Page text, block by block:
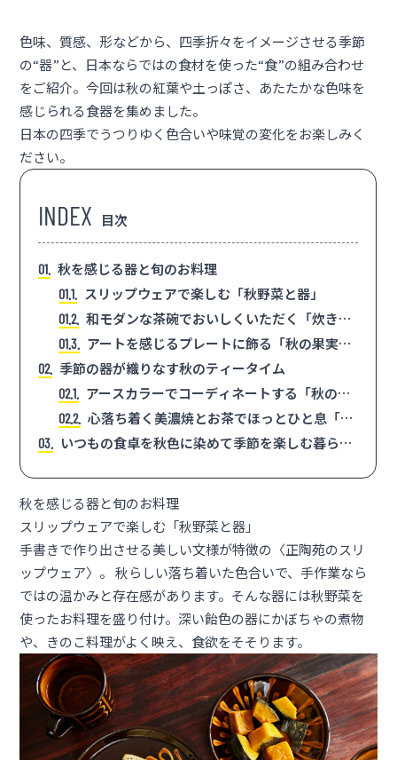
色味、質感、形などから、四季折々をイメージさせる季節
の“器”と、日本ならではの食材を使った“食”の組み合わせ
をご紹介。今回は秋の紅葉や土っぽさ、あたたかな色味を
感じられる食器を集めました。
日本の四季でうつりゆく色合いや味覚の変化をお楽しみく
ださい。
目次
1 秋を感じる器と旬のお料理
1.1 スリップウェアで楽しむ「秋野菜と器」
1.2 和モダンな茶碗でおいしくいただく「炊き込
みごはんと器」
1.3
アートを感じるプレートに飾る「秋の果実と
器」
2 季節の器が織りなす秋のティータイム
2.1
アースカラーでコーディネートする「秋のス
イーツと器」
2.2 心落ち着く美濃焼とお茶でほっとひと息「日
本茶と器」
3
いつもの食卓を秋色に染めて季節を楽しむ暮らし
秋を感じる器と旬のお料理
スリップウェアで楽しむ「秋野菜と器」
手書きで作り出させる美しい文様が特徴の〈正陶苑のスリ
ップウェア〉。 秋らしい落ち着いた色合いで、手作業なら
ではの温かみと存在感があります。そんな器には秋野菜を
使ったお料理を盛り付け。深い飴色の器にかぼちゃの煮物
や、きのこ料理がよく映え、食欲をそそります。